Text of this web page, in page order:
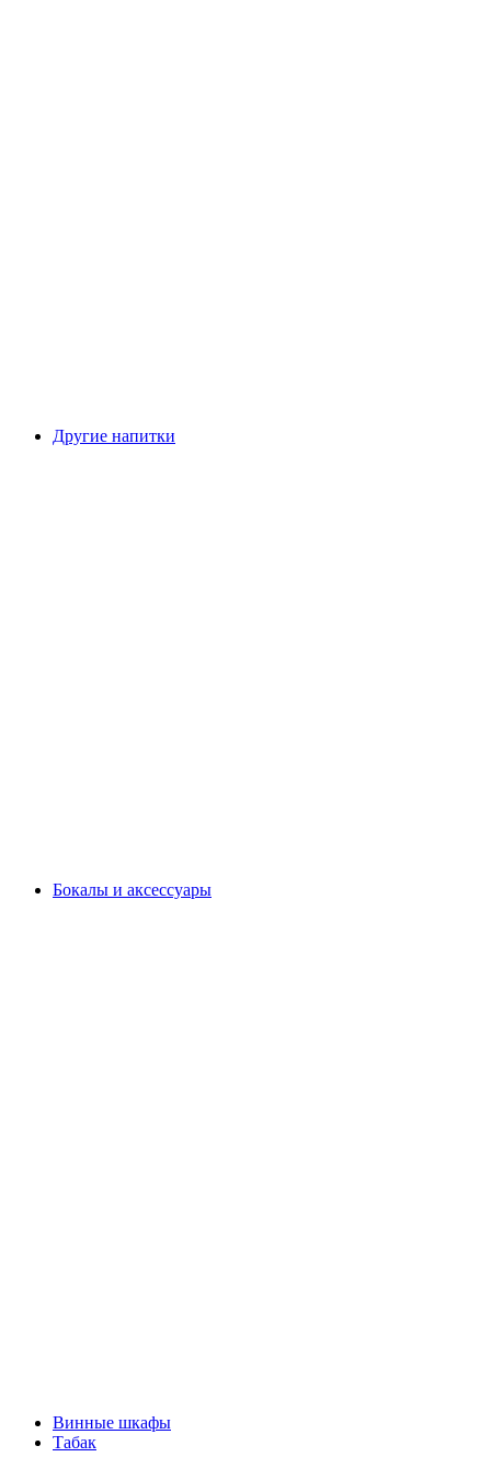
Другие напитки
Бокалы и аксессуары
Винные шкафы
Табак